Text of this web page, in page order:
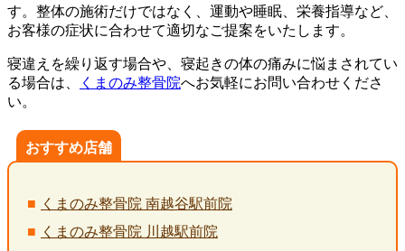
す。整体の施術だけではなく、運動や睡眠、栄養指導など、
お客様の症状に合わせて適切なご提案をいたします。
寝違えを繰り返す場合や、寝起きの体の痛みに悩まされてい
る場合は、
くまのみ整骨院へお気軽にお問い合わせくださ
い。
おすすめ店舗
くまのみ整骨院 南越谷駅前院
くまのみ整骨院 川越駅前院